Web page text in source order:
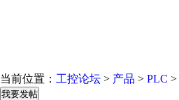
当前位置： 工控论坛 > 产品 > PLC >
我要发帖